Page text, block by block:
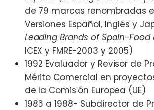
de 79 marcas renombradas
Versiones Español, Inglés y
Leading Brands of Spain-Food
ICEX y FMRE-2003 y 2005)
1992 Evaluador y Revisor de
Mérito Comercial en
de la Comisión Europea (UE)
1986 a 1988- Subdirector de